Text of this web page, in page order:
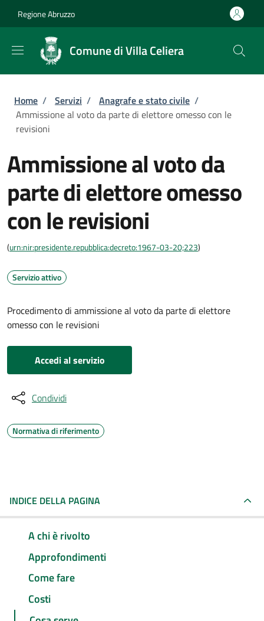
Regione Abruzzo
Comune di Villa Celiera
Briciole di pane
Home / Servizi / Anagrafe e stato civile /
Ammissione al voto da parte di elettore omesso con le
revisioni
Ammissione al voto da
parte di elettore omesso
con le revisioni
(urn:nir:presidente.repubblica:decreto:1967-03-20;223)
Servizio attivo
Procedimento di ammissione al voto da parte di elettore
omesso con le revisioni
Accedi al servizio
Condividi
Normativa di riferimento
INDICE DELLA PAGINA
A chi è rivolto
Approfondimenti
Come fare
Costi